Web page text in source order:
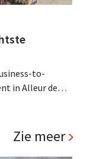
to-
in Alleur de
Zie meer